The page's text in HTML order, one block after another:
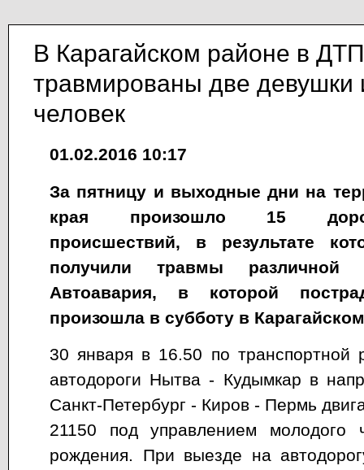
В Карагайском районе в ДТП
травмированы две девушки
человек
01.02.2016 10:17
За пятницу и выходные дни на
края произошло 15
происшествий, в результате
получили травмы различной
Автоавария, в которой
произошла в субботу в
30 января в 16.50 по транспортной
автодороги Нытва - Кудымкар в
Санкт-Петербург - Киров - Пермь
21150 под управлением молодого
рождения. При выезде на